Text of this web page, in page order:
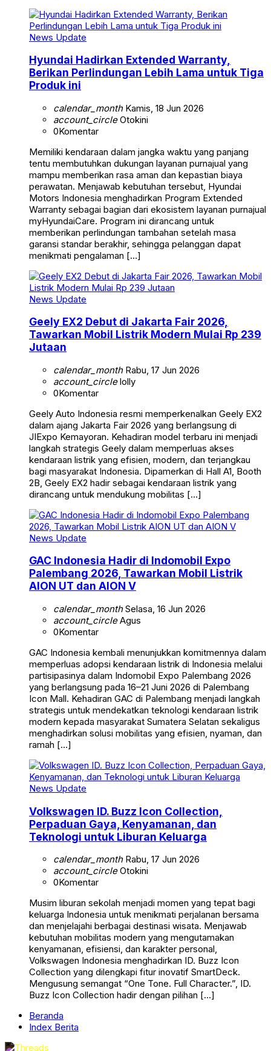
News Update
Hyundai Hadirkan Extended Warranty,
Berikan Perlindungan Lebih Lama untuk Tiga
Produk ini
calendar_monthKamis, 18 Jun 2026
account_circleOtokini
0Komentar
Memiliki kendaraan dalam jangka waktu yang panjang
tentu membutuhkan dukungan layanan purnajual yang
mampu memberikan rasa aman dan kepastian biaya
perawatan. Menjawab kebutuhan tersebut, Hyundai
Motors Indonesia menghadirkan Program Extended
Warranty sebagai bagian dari ekosistem layanan purnajual
myHyundaiCare. Program ini dirancang untuk
memberikan perlindungan tambahan setelah masa
garansi standar berakhir, sehingga pelanggan dapat
menikmati pengalaman […]
News Update
Geely EX2 Debut di Jakarta Fair 2026,
Tawarkan Mobil Listrik Modern Mulai Rp 239
Jutaan
calendar_monthRabu, 17 Jun 2026
account_circlelolly
0Komentar
Geely Auto Indonesia resmi memperkenalkan Geely EX2
dalam ajang Jakarta Fair 2026 yang berlangsung di
JIExpo Kemayoran. Kehadiran model terbaru ini menjadi
langkah strategis Geely dalam memperluas akses
kendaraan listrik yang efisien, modern, dan terjangkau
bagi masyarakat Indonesia. Dipamerkan di Hall A1, Booth
2B, Geely EX2 hadir sebagai kendaraan listrik yang
dirancang untuk mendukung mobilitas […]
News Update
GAC Indonesia Hadir di Indomobil Expo
Palembang 2026, Tawarkan Mobil Listrik
AION UT dan AION V
calendar_monthSelasa, 16 Jun 2026
account_circleAgus
0Komentar
GAC Indonesia kembali menunjukkan komitmennya dalam
memperluas adopsi kendaraan listrik di Indonesia melalui
partisipasinya dalam Indomobil Expo Palembang 2026
yang berlangsung pada 16–21 Juni 2026 di Palembang
Icon Mall. Kehadiran GAC di Palembang menjadi langkah
strategis untuk mendekatkan teknologi kendaraan listrik
modern kepada masyarakat Sumatera Selatan sekaligus
menghadirkan solusi mobilitas yang efisien, nyaman, dan
ramah […]
News Update
Volkswagen ID. Buzz Icon Collection,
Perpaduan Gaya, Kenyamanan, dan
Teknologi untuk Liburan Keluarga
calendar_monthRabu, 17 Jun 2026
account_circleOtokini
0Komentar
Musim liburan sekolah menjadi momen yang tepat bagi
keluarga Indonesia untuk menikmati perjalanan bersama
dan menjelajahi berbagai destinasi wisata. Menjawab
kebutuhan mobilitas modern yang mengutamakan
kenyamanan, efisiensi, dan karakter personal,
Volkswagen Indonesia menghadirkan ID. Buzz Icon
Collection yang dilengkapi fitur inovatif SmartDeck.
Mengusung semangat “One Tone. Full Character.”, ID.
Buzz Icon Collection hadir dengan pilihan […]
Beranda
Index Berita